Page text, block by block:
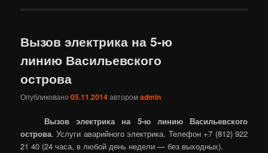
Вызов электрика на 5-ю
линию Васильевского
острова
Опубликовано05.11.2014авторомadmin
Вызов электрика на 5-ю линию Васильевского
острова. Услуги аварийного электрика. Телефон +7 (812) 922
21 40 (24 часа, в любой день недели — без выходных).